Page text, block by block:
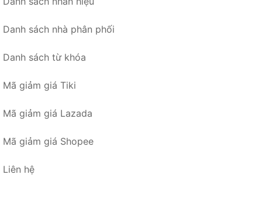
Danh sách nhà phân phối
Danh sách từ khóa
Mã giảm giá Tiki
Mã giảm giá Lazada
Mã giảm giá Shopee
Liên hệ